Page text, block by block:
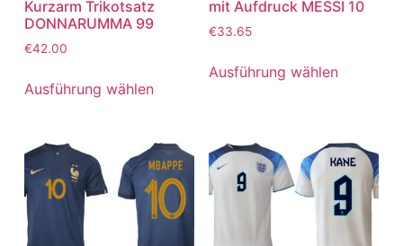
Kurzarm Trikotsatz
DONNARUMMA 99
€42.00
Ausführung wählen
mit Aufdruck MESSI 10
€33.65
Ausführung wählen